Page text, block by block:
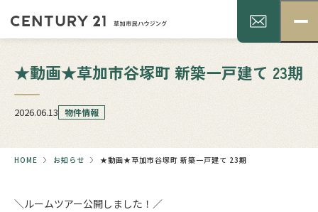
★動画★草加市谷塚町 新築一戸建て 23期
2026.06.13 物件情報
HOME お知らせ ★動画★草加市谷塚町 新築一戸建て 23期
＼ルームツアー公開しました！／